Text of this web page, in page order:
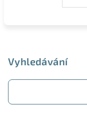
Vyhledávání